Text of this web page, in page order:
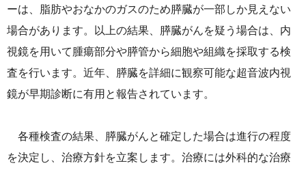
ーは、脂肪やおなかのガスのため膵臓が一部しか見えない
場合があります。以上の結果、膵臓がんを疑う場合は、内
視鏡を用いて腫瘍部分や膵管から細胞や組織を採取する検
査を行います。近年、膵臓を詳細に観察可能な超音波内視
鏡が早期診断に有用と報告されています。
各種検査の結果、膵臓がんと確定した場合は進行の程度
を決定し、治療方針を立案します。治療には外科的な治療